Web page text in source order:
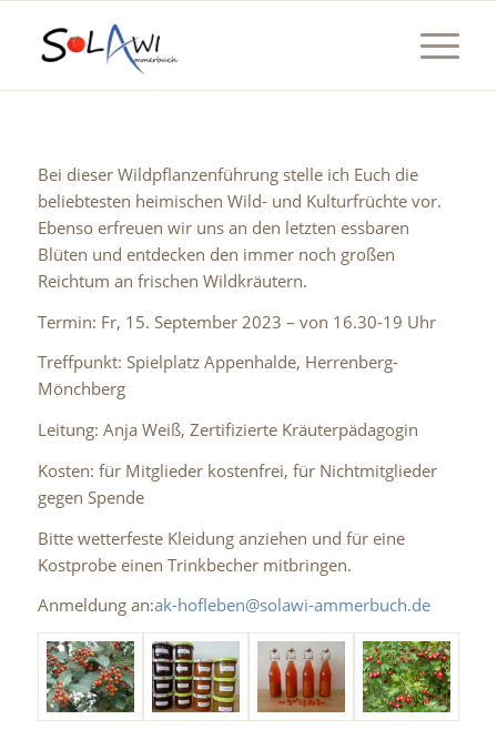
Bei dieser Wildpflanzenführung stelle ich Euch die
beliebtesten heimischen Wild- und Kulturfrüchte vor.
Ebenso erfreuen wir uns an den letzten essbaren
Blüten und entdecken den immer noch großen
Reichtum an frischen Wildkräutern.
Termin: Fr, 15. September 2023 – von 16.30-19 Uhr
Treffpunkt: Spielplatz Appenhalde, Herrenberg-
Mönchberg
Leitung: Anja Weiß, Zertifizierte Kräuterpädagogin
Kosten: für Mitglieder kostenfrei, für Nichtmitglieder
gegen Spende
Bitte wetterfeste Kleidung anziehen und für eine
Kostprobe einen Trinkbecher mitbringen.
Anmeldung an:ak-hofleben@solawi-ammerbuch.de